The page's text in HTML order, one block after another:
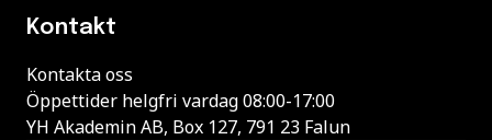
Kontakt
Kontakta oss
Öppettider helgfri vardag 08:00-17:00
YH Akademin AB, Box 127, 791 23 Falun